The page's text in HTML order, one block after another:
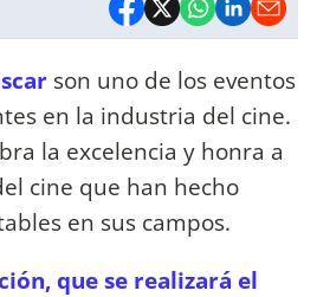
son uno de los eventos
en la industria del cine.
la excelencia y honra a
cine que han hecho
en sus campos.
que se realizará el